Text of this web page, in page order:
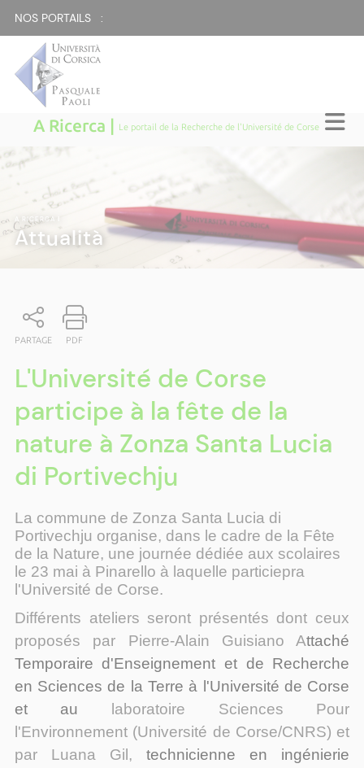
NOS PORTAILS :
A Ricerca | Le portail de la Recherche de l'Université de Corse
A RICERCA
Attualità
PARTAGE PDF
L'Université de Corse
participe à la fête de la
nature à Zonza Santa Lucia
di Portivechju
La commune de Zonza Santa Lucia di
Portivechju organise, dans le cadre de la Fête
de la Nature, une journée dédiée aux scolaires
le 23 mai à Pinarello à laquelle particiepra
l'Université de Corse.
Différents ateliers seront présentés dont ceux
proposés par Pierre-Alain Guisiano Attaché
Temporaire d'Enseignement et de Recherche
en Sciences de la Terre à l'Université de Corse
et au
laboratoire Sciences Pour
l'Environnement (Université de Corse/CNRS) et
par Luana Gil,technicienne en ingénierie